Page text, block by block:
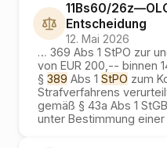
11Bs60/26z—
Entscheidung
12. Mai 2026
… 369 Abs 1 StPO zur
von EUR 200,-- binnen
§ 389 Abs 1 StPO zum
Strafverfahrens
gemäß § 43a Abs 1
unter Bestimmung